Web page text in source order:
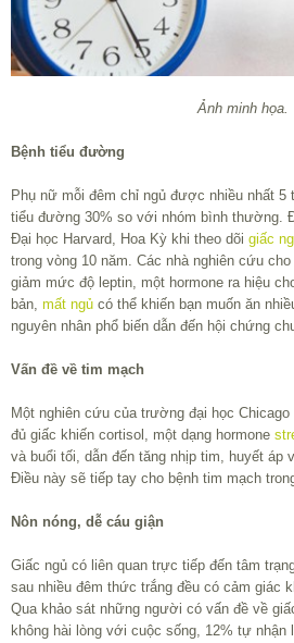
Ảnh minh họa.
Bệnh tiểu đường
Phụ nữ mỗi đêm chỉ ngủ được nhiều nhất 5
tiểu đường 30% so với nhóm bình thường.
Đại học Harvard, Hoa Kỳ khi theo dõi giấc
trong vòng 10 năm. Các nhà nghiên cứu
giảm mức độ leptin, một hormone ra hiệu
bản, mất ngủ có thể khiến bạn muốn ăn
nguyên nhân phổ biến dẫn đến hội chứng
Vấn đề về tim mạch
Một nghiên cứu của trường đại học Chicago
đủ giấc khiến cortisol, một dạng hormone
và buổi tối, dẫn đến tăng nhịp tim, huyết áp
Điều này sẽ tiếp tay cho bệnh tim mạch
Nôn nóng, dễ cáu giận
Giấc ngủ có liên quan trực tiếp đến tâm
sau nhiều đêm thức trắng đều có cảm giác
Qua khảo sát những người có vấn đề về
không hài lòng với cuộc sống, 12% tự nhận